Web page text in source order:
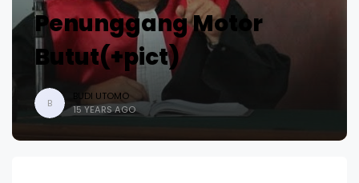
Penunggang Motor
Butut(+pict)
B
BUDI UTOMO
15 YEARS AGO